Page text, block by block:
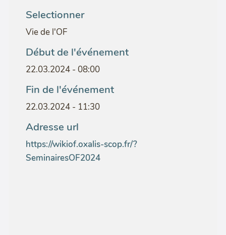
Selectionner
Vie de l'OF
Début de l'événement
22.03.2024 - 08:00
Fin de l'événement
22.03.2024 - 11:30
Adresse url
https://wikiof.oxalis-scop.fr/?
SeminairesOF2024